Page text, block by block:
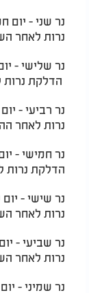
נרות לאחר
הדלקת
נרות לאחר
הדלקת נרות
נרות לאחר
נרות לאחר